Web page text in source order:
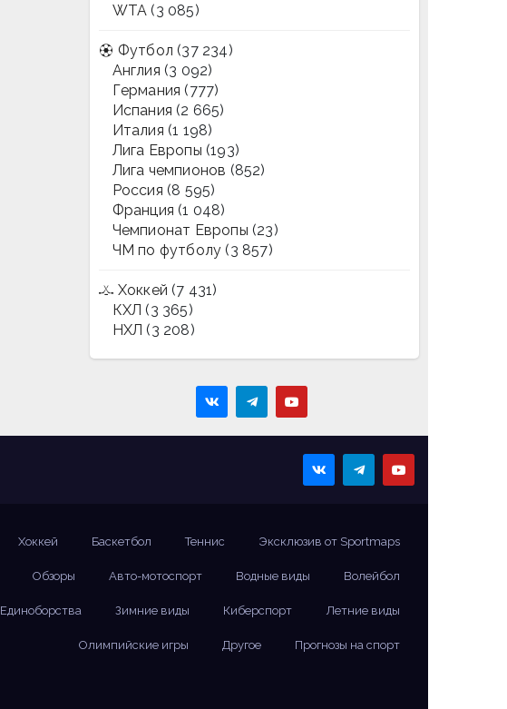
WTA (3 085)
Футбол (37 234)
Англия (3 092)
Германия (777)
Испания (2 665)
Италия (1 198)
Лига Европы (193)
Лига чемпионов (852)
Россия (8 595)
Франция (1 048)
Чемпионат Европы (23)
ЧМ по футболу (3 857)
Хоккей (7 431)
КХЛ (3 365)
НХЛ (3 208)
Хоккей Баскетбол Теннис Эксклюзив от Sportmaps
Обзоры Авто-мотоспорт Водные виды Волейбол
Единоборства Зимние виды Киберспорт Летние виды
Олимпийские игры Другое Прогнозы на спорт